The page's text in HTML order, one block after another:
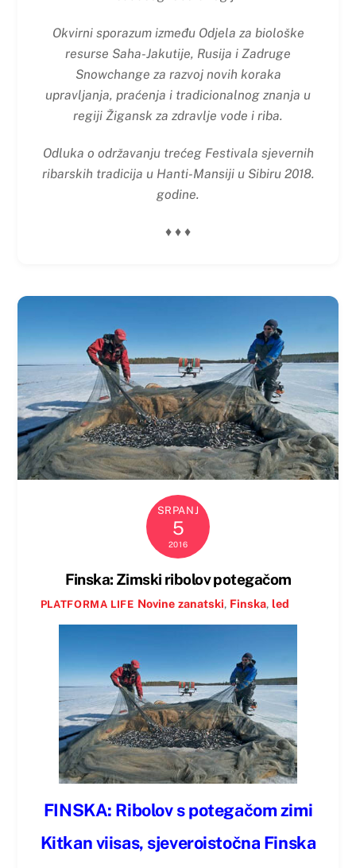
Okvirni sporazum između Odjela za biološke
resurse Saha-Jakutije, Rusija i Zadruge
Snowchange za razvoj novih koraka
upravljanja, praćenja i tradicionalnog znanja u
regiji Žigansk za zdravlje vode i riba.
Odluka o održavanju trećeg Festivala sjevernih
ribarskih tradicija u Hanti-Mansiji u Sibiru 2018.
godine.
♦ ♦ ♦
SRPANJ
5
2016
Finska: Zimski ribolov potegačom
PLATFORMA LIFE Novine zanatski, Finska, led
FINSKA: Ribolov s potegačom zimi
Kitkan viisas, sjeveroistočna Finska